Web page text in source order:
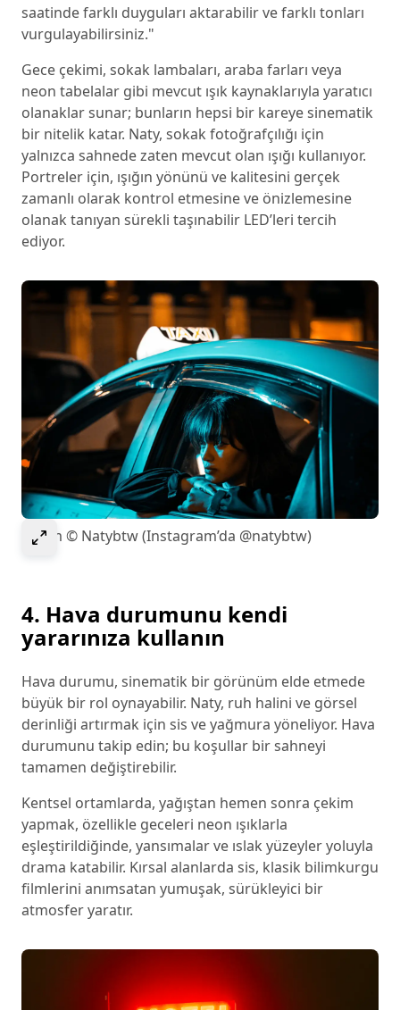
saatinde farklı duyguları aktarabilir ve farklı tonları
vurgulayabilirsiniz."
Gece çekimi, sokak lambaları, araba farları veya
neon tabelalar gibi mevcut ışık kaynaklarıyla yaratıcı
olanaklar sunar; bunların hepsi bir kareye sinematik
bir nitelik katar. Naty, sokak fotoğrafçılığı için
yalnızca sahnede zaten mevcut olan ışığı kullanıyor.
Portreler için, ışığın yönünü ve kalitesini gerçek
zamanlı olarak kontrol etmesine ve önizlemesine
olanak tanıyan sürekli taşınabilir LED’leri tercih
ediyor.
Select to expand image
Resim © Natybtw (Instagram’da @natybtw)
4. Hava durumunu kendi
yararınıza kullanın
Hava durumu, sinematik bir görünüm elde etmede
büyük bir rol oynayabilir. Naty, ruh halini ve görsel
derinliği artırmak için sis ve yağmura yöneliyor. Hava
durumunu takip edin; bu koşullar bir sahneyi
tamamen değiştirebilir.
Kentsel ortamlarda, yağıştan hemen sonra çekim
yapmak, özellikle geceleri neon ışıklarla
eşleştirildiğinde, yansımalar ve ıslak yüzeyler yoluyla
drama katabilir. Kırsal alanlarda sis, klasik bilimkurgu
filmlerini anımsatan yumuşak, sürükleyici bir
atmosfer yaratır.